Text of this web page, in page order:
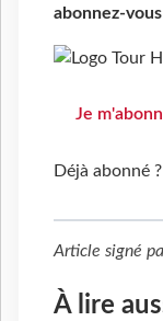
abonnez-
Je
Déjà abonné ?
Article signé
À lire